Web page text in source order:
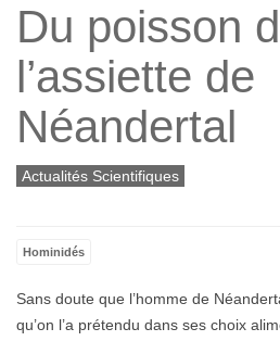
Du poisson
l’assiette de
Néandertal
Actualités Scientifiques
Hominidés
Sans doute que l’homme de
qu’on l’a prétendu dans ses choix